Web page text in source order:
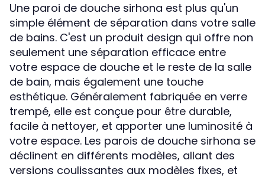
Une paroi de douche sirhona est plus qu'un
simple élément de séparation dans votre salle
de bains. C'est un produit design qui offre non
seulement une séparation efficace entre
votre espace de douche et le reste de la salle
de bain, mais également une touche
esthétique. Généralement fabriquée en verre
trempé, elle est conçue pour être durable,
facile à nettoyer, et apporter une luminosité à
votre espace. Les parois de douche sirhona se
déclinent en différents modèles, allant des
versions coulissantes aux modèles fixes, et